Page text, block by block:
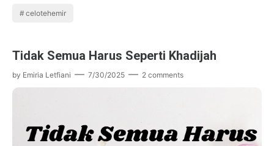
celotehemir
Tidak Semua Harus Seperti Khadijah
by Emiria Letfiani 7/30/2025 2 comments